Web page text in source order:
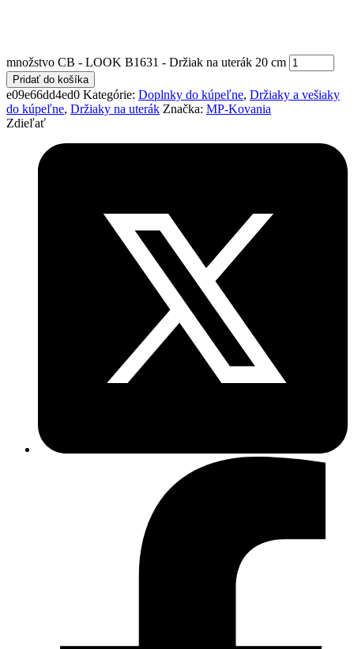
množstvo CB - LOOK B1631 - Držiak na uterák 20 cm
Pridať do košíka
e09e66dd4ed0 Kategórie: Doplnky do kúpeľne, Držiaky a vešiaky
do kúpeľne, Držiaky na uterák Značka: MP-Kovania
Zdieľať